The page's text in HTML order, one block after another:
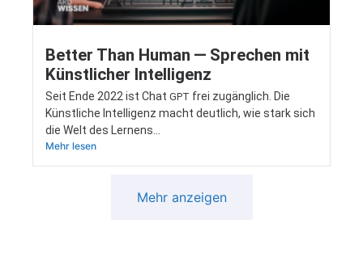
Better Than Human — Sprechen mit
Künstlicher Intelligenz
Seit Ende 2022 ist Chat GPT frei zugäng­lich. Die
Künst­li­che Intel­li­genz macht deut­lich, wie stark sich
die Welt des Lernens…
Mehr lesen
Mehr anzeigen